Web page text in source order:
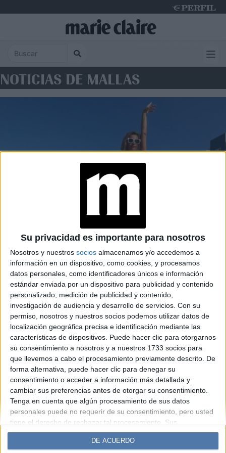
Su privacidad es importante para nosotros
Nosotros y nuestros socios almacenamos y/o accedemos a
información en un dispositivo, como cookies, y procesamos
datos personales, como identificadores únicos e información
estándar enviada por un dispositivo para publicidad y contenido
personalizado, medición de publicidad y contenido,
investigación de audiencia y desarrollo de servicios. Con su
permiso, nosotros y nuestros socios podemos utilizar datos de
localización geográfica precisa e identificación mediante las
características de dispositivos. Puede hacer clic para otorgarnos
su consentimiento a nosotros y a nuestros 1733 socios para
que llevemos a cabo el procesamiento previamente descrito. De
forma alternativa, puede hacer clic para denegar su
consentimiento o acceder a información más detallada y
cambiar sus preferencias antes de otorgar su consentimiento.
Tenga en cuenta que algún procesamiento de sus datos
personales puede no requerir de su consentimiento, pero usted
tiene el derecho de rechazar tal procesamiento. Sus
preferencias se aplicarán solo a este sitio web. Puede cambiar
sus preferencias o retirar su consentimiento en cualquier
DE ACUERDO
NOTICIAS DE MALLAS
Mallas enterizas: la tendencia
de verano 2025 según
Pampita y más celebrities
argentinas
Espacio Publicitario
Diario Perfil Caras Noticias
Fortuna
Hombre
Weekend Parabrisas
Supercampo
Lunateen